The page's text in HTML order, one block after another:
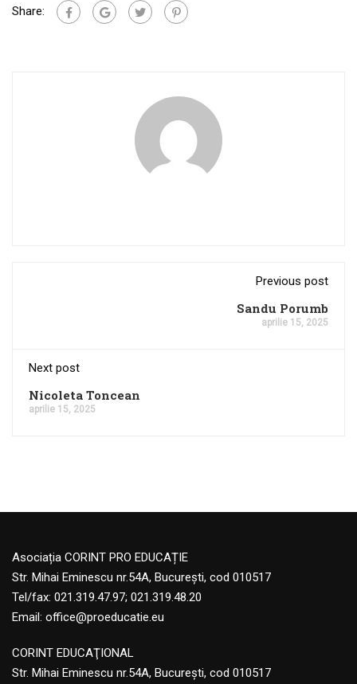
Share:
Previous post
Sandu Porumb
aprilie 15, 2025
Next post
Nicoleta Toncean
aprilie 15, 2025
Asociația CORINT PRO EDUCAȚIE
Str. Mihai Eminescu nr.54A, București, cod 010517
Tel/fax: 021.319.47.97; 021.319.48.20
Email: office@proeducatie.eu
CORINT EDUCAŢIONAL
Str. Mihai Eminescu nr.54A, Bucureşti, cod 010517